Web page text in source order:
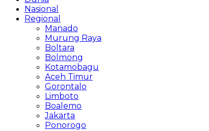
Nasional
Regional
Manado
Murung Raya
Boltara
Bolmong
Kotamobagu
Aceh Timur
Gorontalo
Limboto
Boalemo
Jakarta
Ponorogo